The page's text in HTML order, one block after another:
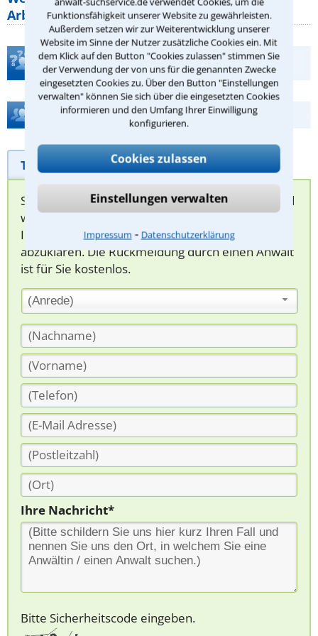
Funktionsfähigkeit unserer Website zu gewährleisten.
Außerdem setzen wir zur Weiterentwicklung unserer
Website im Sinne der Nutzer zusätzliche Cookies ein. Mit
dem Klick auf den Button "Cookies zulassen" stimmen Sie
der Verwendung der von uns für die genannten Zwecke
eingesetzten Cookies zu. Über den Button "Einstellungen
verwalten" können Sie sich über die eingesetzten Cookies
informieren und den Umfang Ihrer Einwilligung
konfigurieren.
Cookies zulassen
Einstellungen verwalten
Impressum ⁃ Datenschutzerklärung
Arbeitszeit gelten beim
Teste Dein Rechtswissen
Hilfe bei Ihrer Anwaltsuche?
Telefonhilfe Beratungsanfrage
Sie können hier Ihren Fall schildern. Anschließend
werden sich spezialisierte Rechtsanwälte bei
Ihnen melden, um das weitere Vorgehen
abzuklären. Die Rückmeldung durch einen Anwalt
ist für Sie kostenlos.
(Anrede)
Ihre Nachricht*
Bitte Sicherheitscode eingeben.